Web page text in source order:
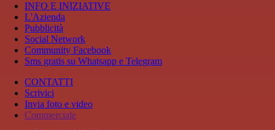
INFO E INIZIATIVE
L'Azienda
Pubblicità
Social Network
Community Facebook
Sms gratis su Whatsapp e Telegram
CONTATTI
Scrivici
Invia foto e video
Commerciale